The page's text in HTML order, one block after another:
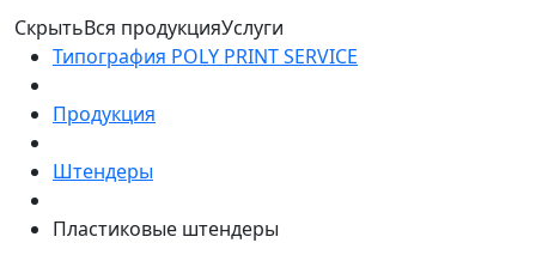
СкрытьВся продукцияУслуги
Типография POLY PRINT SERVICE
Продукция
Штендеры
Пластиковые штендеры